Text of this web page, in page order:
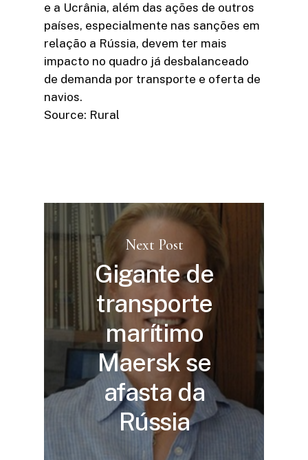
e a Ucrânia, além das ações de outros
países, especialmente nas sanções em
relação a Rússia, devem ter mais
impacto no quadro já desbalanceado
de demanda por transporte e oferta de
navios.
Source: Rural
Next Post
Gigante de
transporte
marítimo
Maersk se
afasta da
Rússia